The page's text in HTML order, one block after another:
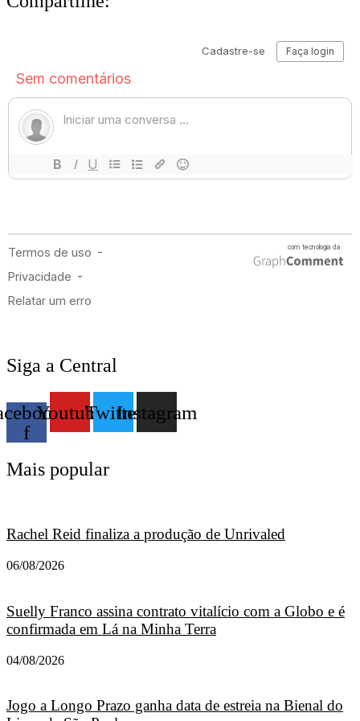
Siga a Central
f
YoutubeTwitterInstagram
Mais popular
Rachel Reid finaliza a produção de Unrivaled
06/08/2026
Suelly Franco assina contrato vitalício com a Globo e é
confirmada em Lá na Minha Terra
04/08/2026
Jogo a Longo Prazo ganha data de estreia na Bienal do